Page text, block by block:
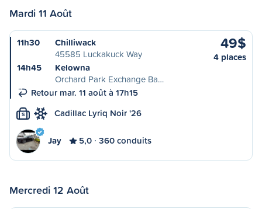
Mardi 11 Août
11h30
Chilliwack
45585 Luckakuck Way
14h45
Kelowna
Orchard Park Exchange Ba…
Retour mar. 11 août à 17h15
49$
4 places
S Cadillac Lyriq Noir '26
Jay 5,0 360 conduits
Mercredi 12 Août